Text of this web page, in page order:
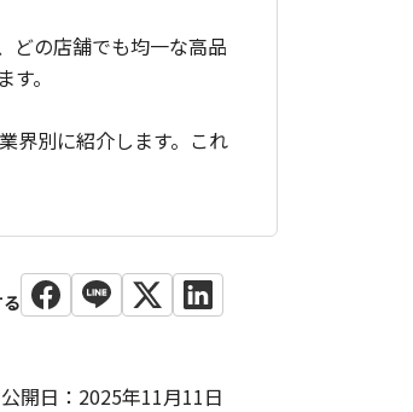
どの店舗でも均一な高品
。
界別に紹介します。これ
公開日：2025年11月11日